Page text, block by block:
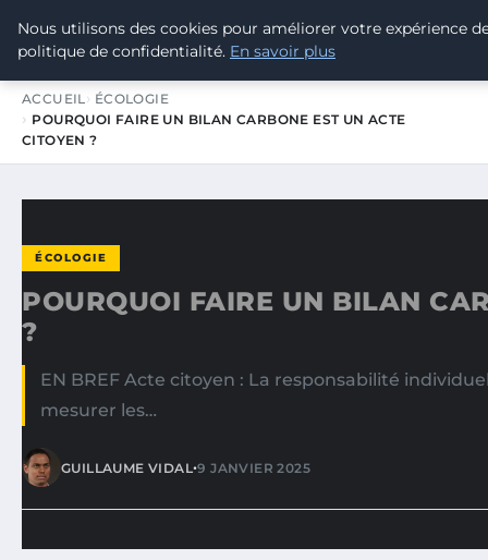
TOUR DE FRANCE POUR LE
ACCUEIL
ÉCOLOGIE
POURQUOI FAIRE UN BILAN CARBONE EST UN ACTE
CITOYEN ?
ÉCOLOGIE
POURQUOI FAIRE UN BILAN
?
EN BREF Acte citoyen : La responsabilité
mesurer les…
GUILLAUME VIDAL•9 JANVIER 2025
Nous utilisons des cookies pour améliorer votre expérience
politique de confidentialité. En savoir plus